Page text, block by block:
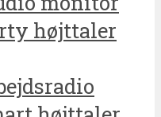
højttaler